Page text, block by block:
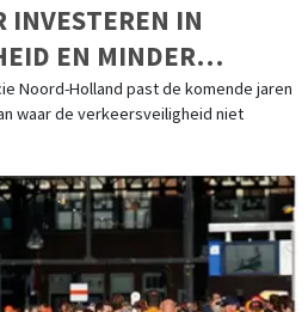
INVESTEREN IN
EN MINDER
Noord-Holland past de komende jaren
waar de verkeersveiligheid niet